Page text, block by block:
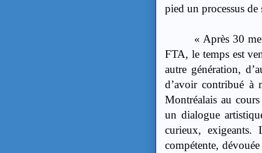
pied un processus de
« Après 30
FTA, le temps est
autre génération,
d’avoir contribué à
Montréalais au
un dialogue
curieux, exigeants.
compétente,